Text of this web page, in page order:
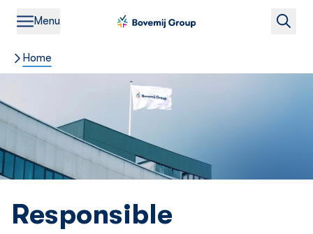
Menu
Home
Responsible